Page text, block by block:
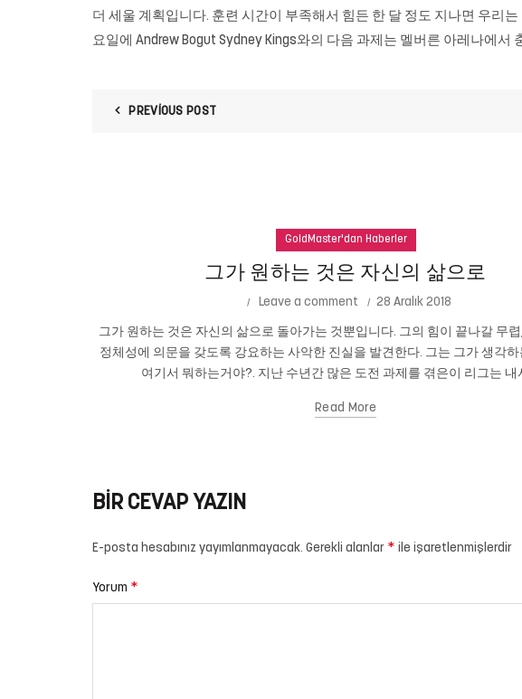
더 세울 계획입니다. 훈련 시간이 부족해서 힘든 한 달 정도 지나면 우리
요일에 Andrew Bogut Sydney Kings와의 다음 과제는 멜버른 아레나에
PREVIOUS POST
GoldMaster'dan Haberler
그가 원하는 것은 자신의 삶으로
Leave a comment 28 Aralık 2018
그가 원하는 것은 자신의 삶으로 돌아가는 것뿐입니다. 그의 힘이 끝나갈 무렵
정체성에 의문을 갖도록 강요하는 사악한 진실을 발견한다. 그는 그가 생각
여기서 뭐하는거야?. 지난 수년간 많은 도전 과제를 겪은이 리그는 내
Read More
BIR CEVAP YAZIN
E-posta hesabınız yayımlanmayacak. Gerekli alanlar * ile işaretlenmişlerdir
Yorum *